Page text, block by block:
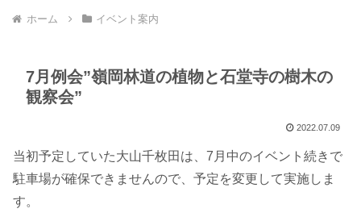
ホーム イベント案内
7月例会”嶺岡林道の植物と石堂寺の樹木の
観察会”
2022.07.09
当初予定していた大山千枚田は、7月中のイベント続きで
駐車場が確保できませんので、予定を変更して実施しま
す。